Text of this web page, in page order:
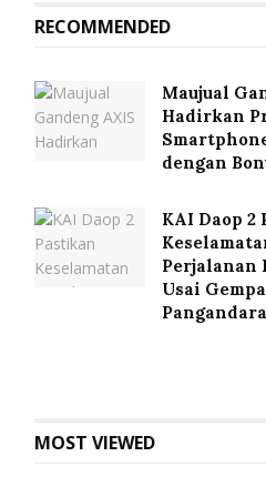
RECOMMENDED
Maujual
Hadirkan
dengan
KAI Daop 2
Perjalanan
Usai Gempa
MOST VIEWED